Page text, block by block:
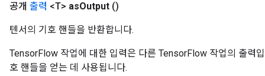
공개 출력 <T> asOutput ()
텐서의 기호 핸들을 반환합니다.
TensorFlow 작업에 대한 입력은 다른 TensorFlow 작업의 출력
호 핸들을 얻는 데 사용됩니다.